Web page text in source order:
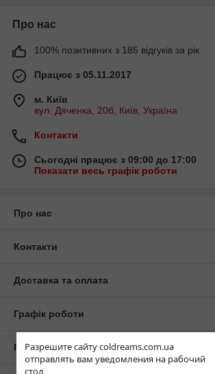
Разрешите сайту coldreams.com.ua
отправлять вам уведомления на рабочий
стол
Про нас
100% позитивних з 185 відгуків за рік
Працює з 05.11.2017
м. Київ
вул. Дяченка, 20б, Київ, Україна
Контакти
Сьогодні працює з 09:00 до 17:00
Показати весь графік роботи
Про нас
Контакти
Доставка та оплата
Графік роботи
Повна версія сайту